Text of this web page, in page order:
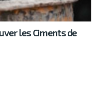
les Ciments de